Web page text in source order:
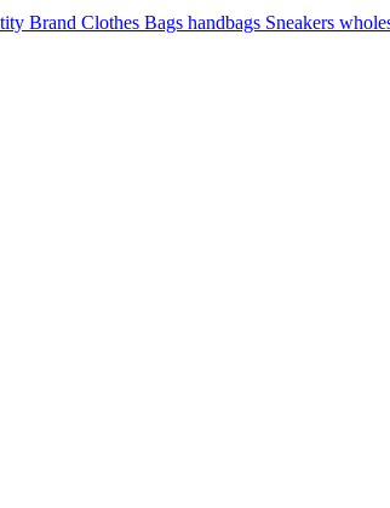
Brand Clothes Bags handbags Sneakers